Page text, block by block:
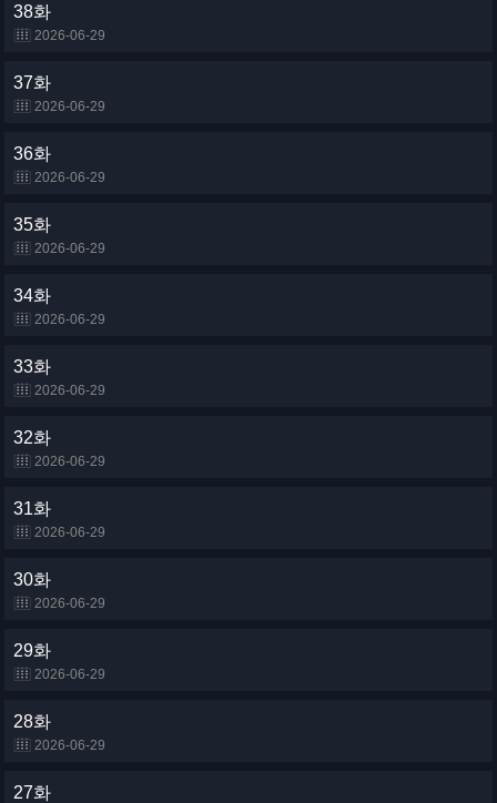
38화
2026-06-29
37화
2026-06-29
36화
2026-06-29
35화
2026-06-29
34화
2026-06-29
33화
2026-06-29
32화
2026-06-29
31화
2026-06-29
30화
2026-06-29
29화
2026-06-29
28화
2026-06-29
27화